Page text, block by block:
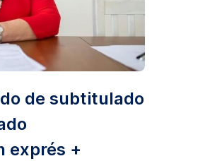
de subtitulado
exprés +